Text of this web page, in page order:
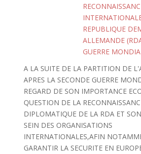
REPUBLIQUE
ALLEMANDE
GUERRE
A LA SUITE DE LA PARTITION DE
APRES LA SECONDE GUERRE
REGARD DE SON IMPORTANCE
QUESTION DE LA
DIPLOMATIQUE DE LA RDA ET
SEIN DES ORGANISATIONS
INTERNATIONALES,AFIN
GARANTIR LA SECURITE EN